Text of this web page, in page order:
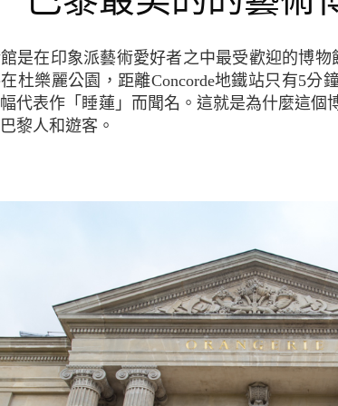
杜樂麗公園，距離Concorde地鐵站只有5分
代表作「睡蓮」而聞名。這就是為什麼這個
黎人和遊客。